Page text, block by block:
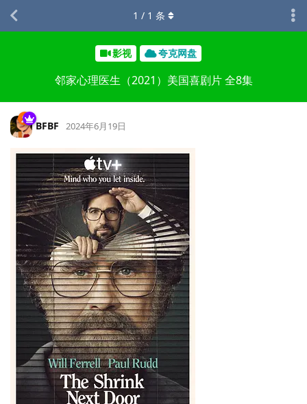
影视 夸克网盘
邻家心理医生（2021）美国喜剧片 全8集
1 / 1 条
BFBF 2024年6月19日